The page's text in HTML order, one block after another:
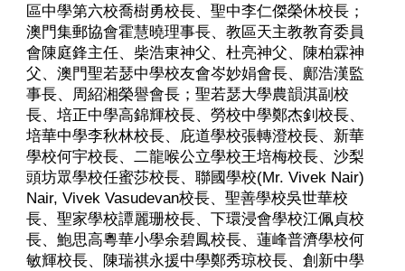
區中學第六校喬樹勇校長、聖中李仁傑榮休校長；
澳門集郵協會霍慧曉理事長、教區天主教教育委員
會陳庭鋒主任、柴浩東神父、杜亮神父、陳柏霖神
父、澳門聖若瑟中學校友會岑妙娟會長、鄺浩漢監
事長、周紹湘榮譽會長；聖若瑟大學農韻淇副校
長、培正中學高錦輝校長、勞校中學鄭杰釗校長、
培華中學李秋林校長、庇道學校張轉澄校長、新華
學校何宇校長、二龍喉公立學校王培梅校長、沙梨
頭坊眾學校任蜜莎校長、聯國學校(Mr. Vivek Nair)
Nair, Vivek Vasudevan校長、聖善學校吳世華校
長、聖家學校譚麗珊校長、下環浸會學校江佩貞校
長、鮑思高粵華小學余碧鳳校長、蓮峰普濟學校何
敏輝校長、陳瑞祺永援中學鄭秀琼校長、創新中學